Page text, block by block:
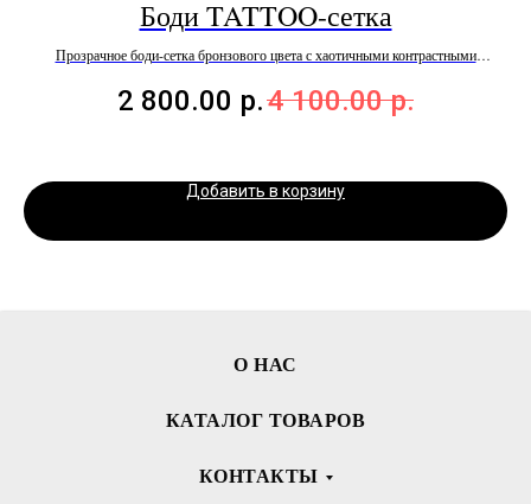
Боди TATTOO-сетка
Прозрачное боди-сетка бронзового цвета с хаотичными контрастными
2 800.00 р.4 100.00 р.
Добавить в корзину
О НАС
КАТАЛОГ ТОВАРОВ
КОНТАКТЫ